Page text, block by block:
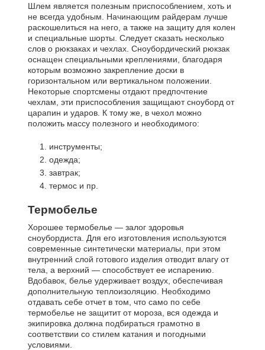
Шлем является полезным приспособлением, хоть и
не всегда удобным. Начинающим райдерам лучше
раскошелиться на него, а также на защиту для колен
и специальные шорты. Следует сказать несколько
слов о рюкзаках и чехлах. Сноубордический рюкзак
оснащен специальными креплениями, благодаря
которым возможно закрепление доски в
горизонтальном или вертикальном положении.
Некоторые спортсмены отдают предпочтение
чехлам, эти приспособления защищают сноуборд от
царапин и ударов. К тому же, в чехол можно
положить массу полезного и необходимого:
инструменты;
одежда;
завтрак;
термос и пр.
Термобелье
Хорошее термобелье — залог здоровья
сноубордиста. Для его изготовления используются
современные синтетически материалы, при этом
внутренний слой готового изделия отводит влагу от
тела, а верхний — способствует ее испарению.
Вдобавок, белье удерживает воздух, обеспечивая
дополнительную теплоизоляцию. Необходимо
отдавать себе отчет в том, что само по себе
термобелье не защитит от мороза, вся одежда и
экипировка должна подбираться грамотно в
соответствии со стилем катания и погодными
условиями.